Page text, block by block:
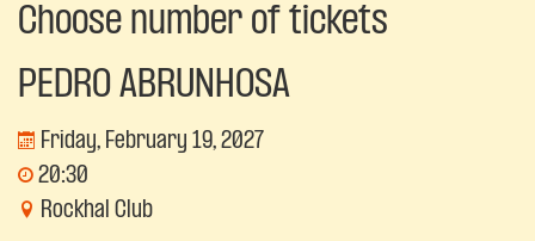
Choose number of tickets
PEDRO ABRUNHOSA
Friday, February 19, 2027
20:30
Rockhal Club